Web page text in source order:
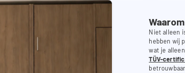
Niet alleen
hebben wij
wat je
TÜV-